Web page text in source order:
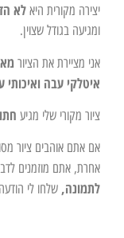
יצירה מקורית היא לא
ומגיעה בגודל שצוין.
אני מציירת את הציור
איטלקי עבה
ציור מקורי שלי מגיע
אם אתם אוהבים ציור
אחרת, אתם מוזמנים
לתמונה, שלחו לי